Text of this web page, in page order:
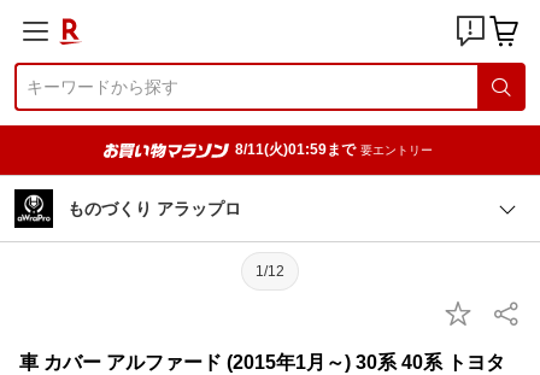
8/11(火)01:59まで 要エントリー
ものづくり アラップロ
1/12
車 カバー アルファード (2015年1月～) 30系 40系 トヨタ